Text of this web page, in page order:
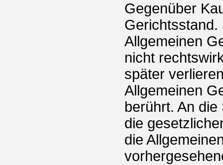
Gegenüber
Gerichtsstand.
Allgemeinen
nicht
später
Allgemeinen
berührt. An
die
die